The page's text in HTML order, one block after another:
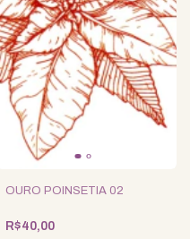
OURO POINSETIA 02
R$40,00